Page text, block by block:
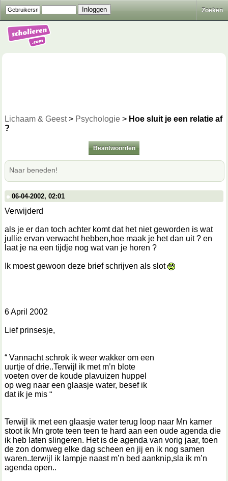
Zoeken
Lichaam & Geest> Psychologie > Hoe sluit je een relatie af
?
Beantwoorden
Naar beneden!
06-04-2002, 02:01
Verwijderd
als je er dan toch achter komt dat het niet geworden is wat
jullie ervan verwacht hebben,hoe maak je het dan uit ? en
laat je na een tijdje nog wat van je horen ?
Ik moest gewoon deze brief schrijven als slot
6 April 2002
Lief prinsesje,
“ Vannacht schrok ik weer wakker om een
uurtje of drie..Terwijl ik met m’n blote
voeten over de koude plavuizen huppel
op weg naar een glaasje water, besef ik
dat ik je mis “
Terwijl ik met een glaasje water terug loop naar Mn kamer
stoot ik Mn grote teen teen te hard aan een oude agenda die
ik heb laten slingeren. Het is de agenda van vorig jaar, toen
de zon domweg elke dag scheen en jij en ik nog samen
waren..terwijl ik lampje naast m’n bed aanknip,sla ik m’n
agenda open..